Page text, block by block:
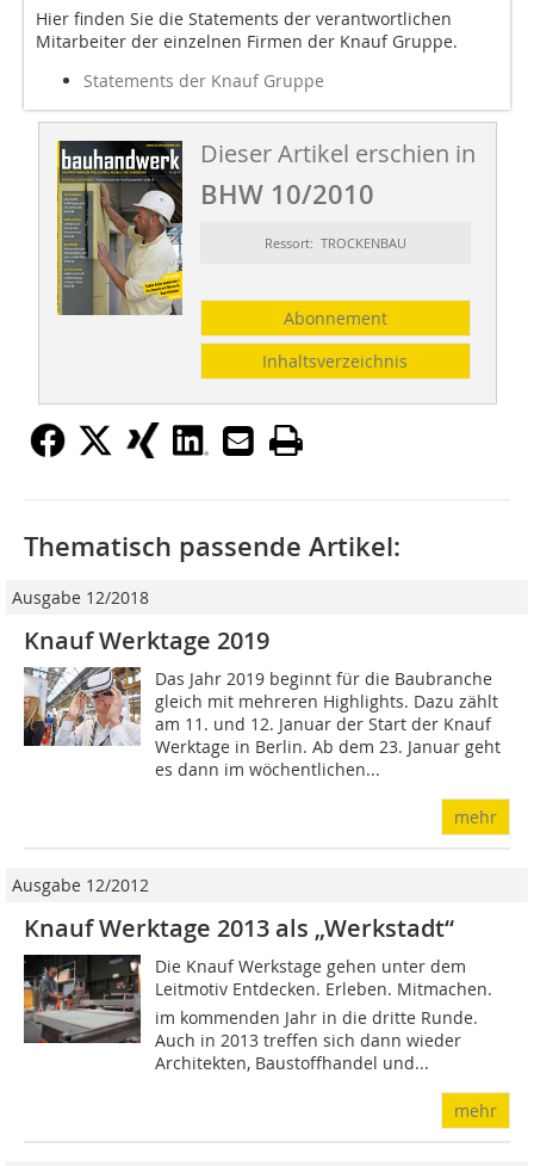
Hier finden Sie die Statements der verantwortlichen
Mitarbeiter der einzelnen Firmen der Knauf Gruppe.
Statements der Knauf Gruppe
Dieser Artikel erschien in
BHW 10/2010
Ressort: TROCKENBAU
Abonnement
Inhaltsverzeichnis
Thematisch passende Artikel:
Ausgabe 12/2018
Knauf Werktage 2019
Das Jahr 2019 beginnt für die Baubranche
gleich mit mehreren Highlights. Dazu zählt
am 11. und 12. Januar der Start der Knauf
Werktage in Berlin. Ab dem 23. Januar geht
es dann im wöchentlichen...
mehr
Ausgabe 12/2012
Knauf Werktage 2013 als „Werkstadt“
Die Knauf Werkstage gehen unter dem
Leitmotiv Entdecken. Erleben. Mitmachen.
im kommenden Jahr in die dritte Runde.
Auch in 2013 treffen sich dann wieder
Architekten, Baustoffhandel und...
mehr